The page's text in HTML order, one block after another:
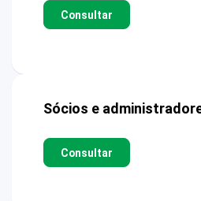
Consultar
Sócios e
Consultar